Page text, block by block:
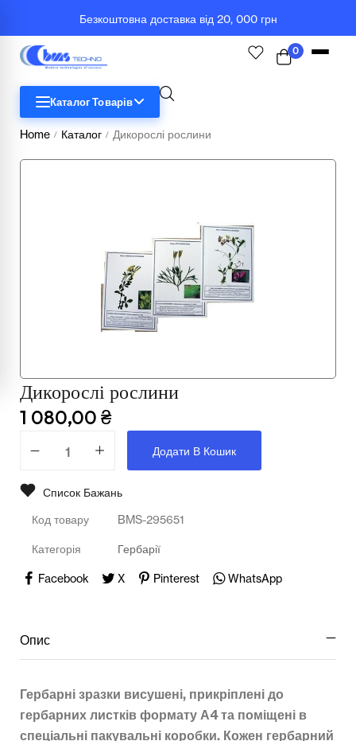
Безкоштовна доставка від 20, 000 грн
0
Каталог Товарів
Комп'ютерна техніка
Меблі
Освіта
Фізика
Всі товари
Підкатегорії відсутні.
Home / Каталог / Дикорослі рослини
Дикорослі рослини
1 080,00 ₴
Додати В Кошик
Список Бажань
Код товару BMS-295651
Категорія Гербарії
Facebook X Pinterest WhatsApp
Опис
Гербарні зразки висушені, прикріплені до
гербарних листків формату А4 та поміщені в
спеціальні пакувальні коробки. Кожен гербарний